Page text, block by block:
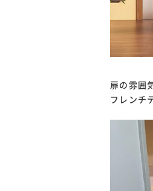
扉の雰囲
フレンチ